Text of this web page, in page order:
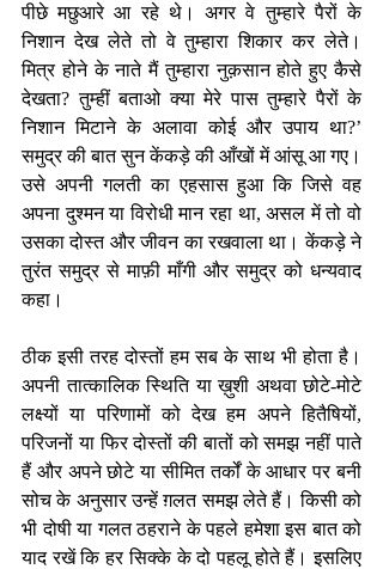
पीछे मछुआरे आ रहे थे। अगर वे तुम्हारे पैरों के
निशान देख लेते तो वे तुम्हारा शिकार कर लेते।
मित्र होने के नाते मैं तुम्हारा नुक़सान होते हुए कैसे
देखता? तुम्हीं बताओ क्या मेरे पास तुम्हारे पैरों के
निशान मिटाने के अलावा कोई और उपाय था?’
समुद्र की बात सुन केंकड़े की आँखों में आंसू आ गए।
उसे अपनी गलती का एहसास हुआ कि जिसे वह
अपना दुश्मन या विरोधी मान रहा था, असल में तो वो
उसका दोस्त और जीवन का रखवाला था। केंकड़े ने
तुरंत समुद्र से माफ़ी माँगी और समुद्र को धन्यवाद
कहा।
ठीक इसी तरह दोस्तों हम सब के साथ भी होता है।
अपनी तात्कालिक स्थिति या ख़ुशी अथवा छोटे-मोटे
लक्ष्यों या परिणामों को देख हम अपने हितैषियों,
परिजनों या फिर दोस्तों की बातों को समझ नहीं पाते
हैं और अपने छोटे या सीमित तर्कों के आधार पर बनी
सोच के अनुसार उन्हें ग़लत समझ लेते हैं। किसी को
भी दोषी या गलत ठहराने के पहले हमेशा इस बात को
याद रखें कि हर सिक्के के दो पहलू होते हैं। इसलिए